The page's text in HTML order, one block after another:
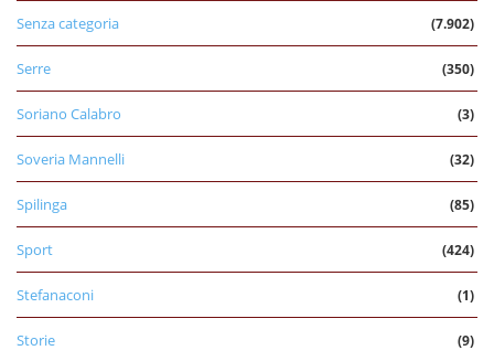
Senza categoria (7.902)
Serre (350)
Soriano Calabro (3)
Soveria Mannelli (32)
Spilinga (85)
Sport (424)
Stefanaconi (1)
Storie (9)